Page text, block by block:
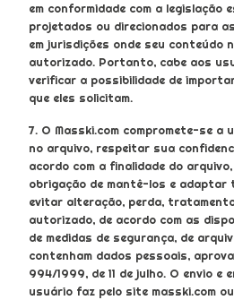
em conformidade com a legislação
projetados ou direcionados para
em jurisdições onde seu conteúdo
autorizado. Portanto, cabe aos
verificar a possibilidade de
que eles solicitam.
7. O Masski.com compromete-se a
no arquivo, respeitar sua
acordo com a finalidade do
obrigação de mantê-los e adaptar
evitar alteração, perda,
autorizado, de acordo com as
de medidas de segurança, de
contenham dados pessoais,
994/1999, de 11 de julho. O envio e
usuário faz pelo site masski.com